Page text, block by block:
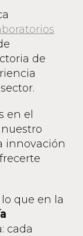
de
en el
innovación
que en la
cada